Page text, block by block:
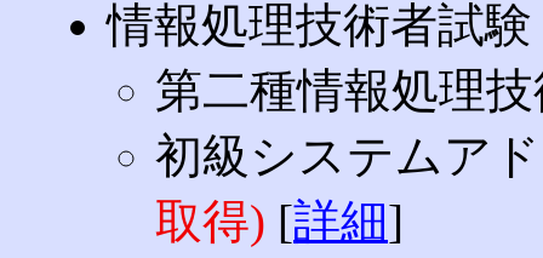
情報処理技術者試験
第二種情報処理
初級システムア
取得) [詳細]